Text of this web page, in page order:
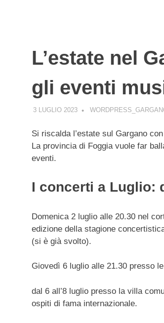
L’estate nel
gli eventi
3 LUGLIO 2023
Si riscalda l’estate sul Gargano
La provincia di Foggia vuole far
eventi.
I concerti a Luglio:
Domenica 2 luglio alle 20.30 nel
edizione della stagione
(si è già svolto).
Giovedì 6 luglio alle 21.30 presso
dal 6 all’8 luglio presso la villa
ospiti di fama internazionale.